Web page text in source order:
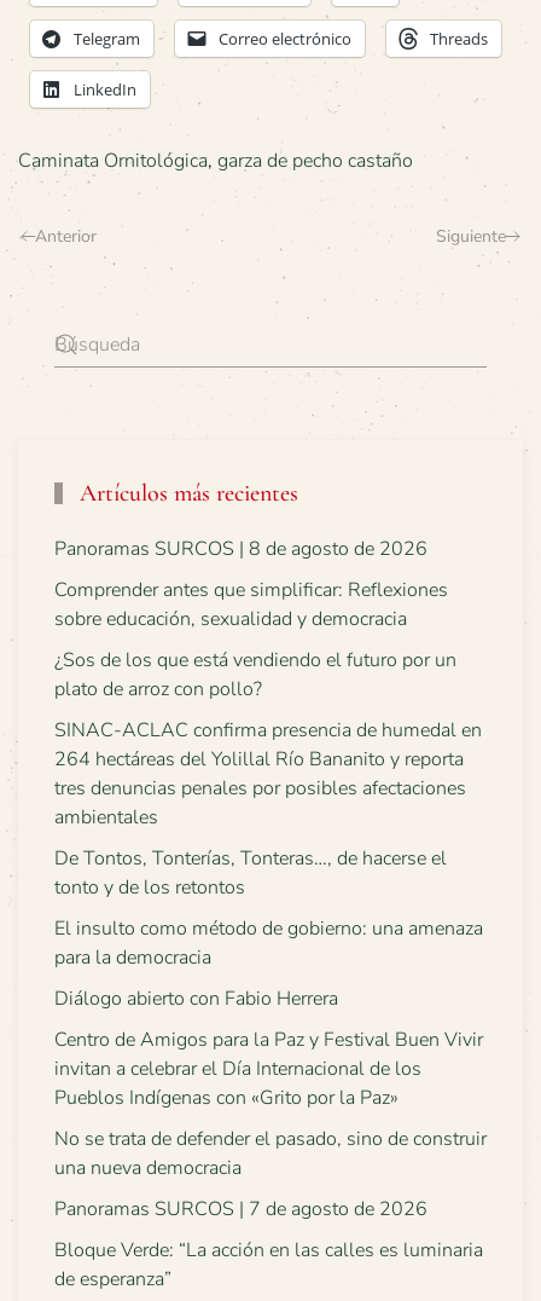
Telegram Correo electrónico Threads
LinkedIn
Caminata Ornitológica, garza de pecho castaño
Anterior Siguiente
Artículos más recientes
Panoramas SURCOS | 8 de agosto de 2026
Comprender antes que simplificar: Reflexiones
sobre educación, sexualidad y democracia
¿Sos de los que está vendiendo el futuro por un
plato de arroz con pollo?
SINAC-ACLAC confirma presencia de humedal en
264 hectáreas del Yolillal Río Bananito y reporta
tres denuncias penales por posibles afectaciones
ambientales
De Tontos, Tonterías, Tonteras…, de hacerse el
tonto y de los retontos
El insulto como método de gobierno: una amenaza
para la democracia
Diálogo abierto con Fabio Herrera
Centro de Amigos para la Paz y Festival Buen Vivir
invitan a celebrar el Día Internacional de los
Pueblos Indígenas con «Grito por la Paz»
No se trata de defender el pasado, sino de construir
una nueva democracia
Panoramas SURCOS | 7 de agosto de 2026
Bloque Verde: “La acción en las calles es luminaria
de esperanza”